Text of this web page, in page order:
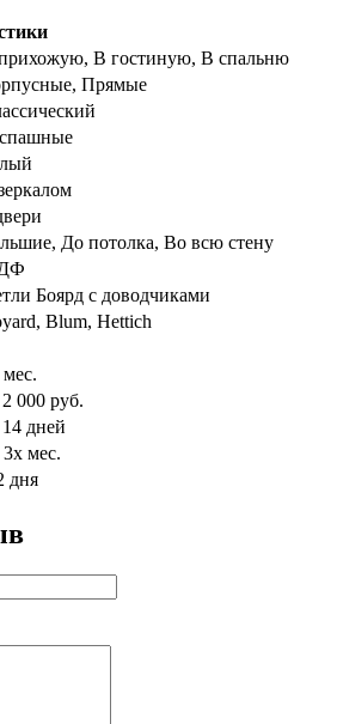
В гостиную, В спальню
Прямые
До потолка, Во всю стену
Боярд с доводчиками
Blum, Hettich
мес.
000 руб.
дней
мес.
дня